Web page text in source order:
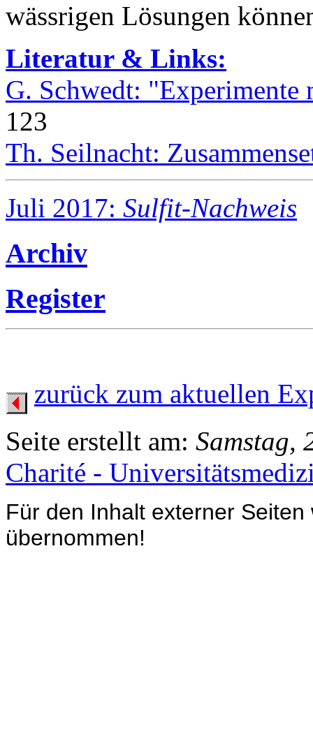
wässrigen Lösungen
Literatur & Links:
G. Schwedt:
123
Th. Seilnacht:
Juli 2017: Sulfit-Nachweis
Archiv
Register
zurück zum aktuellen
Seite erstellt am: Samstag,
Charité -
Für den Inhalt externer
übernommen!